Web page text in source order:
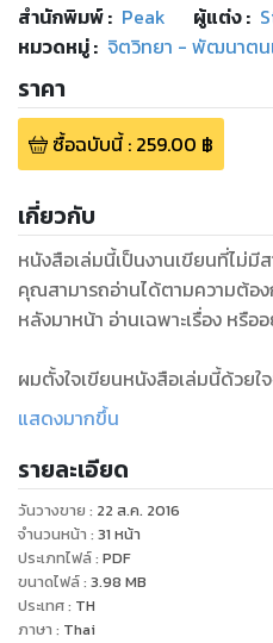
สำนักพิมพ์: Peak ผู้แต่ง :
หมวดหมู่: จิตวิทยา - พัฒนาตน
ราคา
ซื้อฉบับนี้: 259.00 ฿
เกี่ยวกับ
หนังสือเล่มนี้เป็นงานเขียนที่ไม่มี
คุณสามารถอ่านได้ตามความต้อง
หลังมาหน้า อ่านเฉพาะเรื่อง หรือ
ผมตั้งใจเขียนหนังสือเล่มนี้ด้วยใ
ประกอบด้วย
1. ข้ออ้างเพื่อปกป้องตัวเอง
2. คำว่า บ้าน กับความหมายที่ลึกซึ้ง
3. ข้อมูลหรือยาพิษ
4. วางแผนซื้อของเกี่ยวอะไรกันกั
5. ทำอย่างไรก็ไม่เข้าใจ แล้วจะเข้าใ
6. อย่าปล่อยให้โลกหมุน
แสดงมากขึ้น
รายละเอียด
วันวางขาย : 22 ส.ค. 2016
จำนวนหน้า : 31 หน้า
ประเภทไฟล์: PDF
ขนาดไฟล์: 3.98 MB
ประเทศ: TH
ภาษา : Thai